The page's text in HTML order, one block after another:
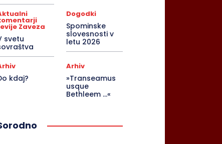
Zaveza
svetu
Dogodki
Spominske
slovesnosti v
letu 2026
kdaj?
Arhiv
»Transeamus
usque
Bethleem …«